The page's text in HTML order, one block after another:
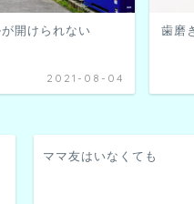
開けられない
2021-08-04
歯磨
ママ友はいなくても